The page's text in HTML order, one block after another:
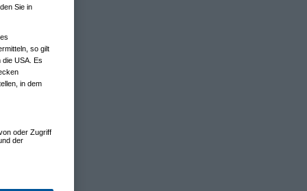
Sie in
so gilt
die USA. Es
in dem
oder Zugriff
der